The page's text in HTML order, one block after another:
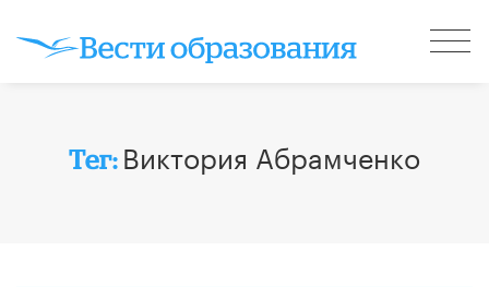
Тег: Виктория Абрамченко